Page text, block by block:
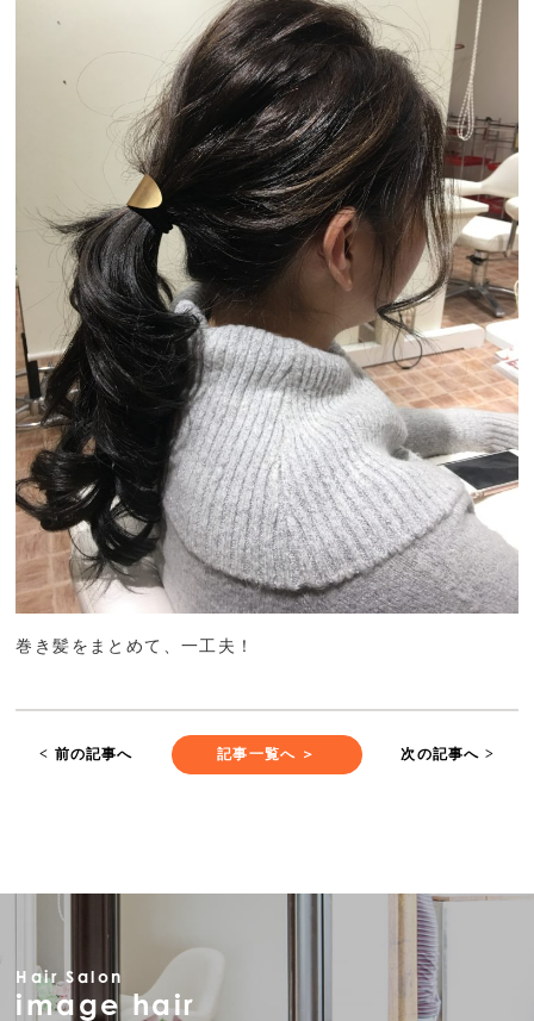
巻き髪をまとめて、一工夫！
< 前の記事へ 記事一覧へ ＞ 次の記事へ >
Hair Salon
image hair